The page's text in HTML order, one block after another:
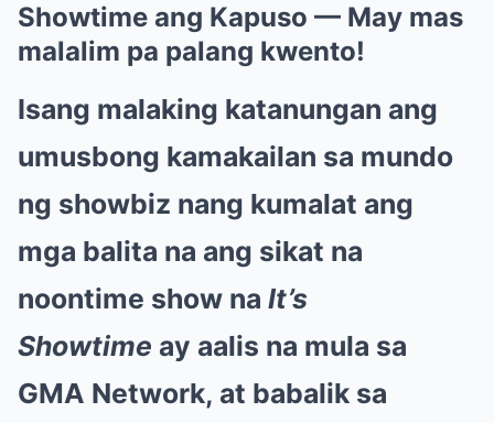
Showtime ang Kapuso — May mas
malalim pa palang kwento!
Isang malaking katanungan ang
umusbong kamakailan sa mundo
ng showbiz nang kumalat ang
mga balita na ang sikat na
noontime show na It’s
Showtime ay aalis na mula sa
GMA Network, at babalik sa